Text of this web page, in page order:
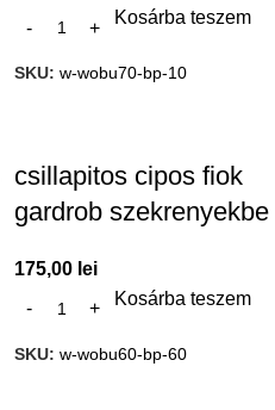
Kosárba teszem
SKU: w-wobu70-bp-10
csillapitos cipos fiok
gardrob szekrenyekbe
175,00 lei
Kosárba teszem
SKU: w-wobu60-bp-60